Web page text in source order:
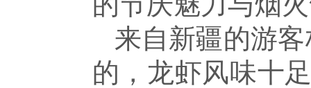
来自新疆的游
的，龙虾风味十